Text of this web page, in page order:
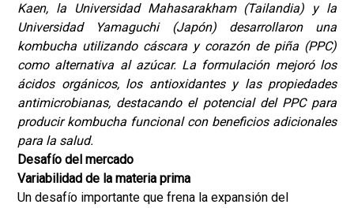
Kaen, la Universidad Mahasarakham (Tailandia) y la
Universidad Yamaguchi (Japón) desarrollaron una
kombucha utilizando cáscara y corazón de piña (PPC)
como alternativa al azúcar. La formulación mejoró los
ácidos orgánicos, los antioxidantes y las propiedades
antimicrobianas, destacando el potencial del PPC para
producir kombucha funcional con beneficios adicionales
para la salud.
Desafío del mercado
Variabilidad de la materia prima
Un desafío importante que frena la expansión del